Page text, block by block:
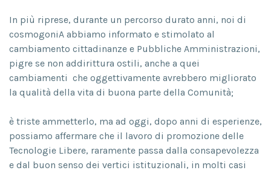
In più riprese, durante un percorso durato anni, noi di
cosmogoniA abbiamo informato e stimolato al
cambiamento cittadinanze e Pubbliche Amministrazioni,
pigre se non addirittura ostili, anche a quei
cambiamenti che oggettivamente avrebbero migliorato
la qualità della vita di buona parte della Comunità;
è triste ammetterlo, ma ad oggi, dopo anni di esperienze,
possiamo affermare che il lavoro di promozione delle
Tecnologie Libere, raramente passa dalla consapevolezza
e dal buon senso dei vertici istituzionali, in molti casi